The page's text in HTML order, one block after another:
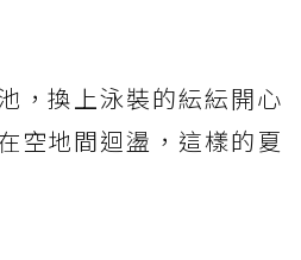
，換上泳裝的紜紜開心
空地間迴盪，這樣的夏